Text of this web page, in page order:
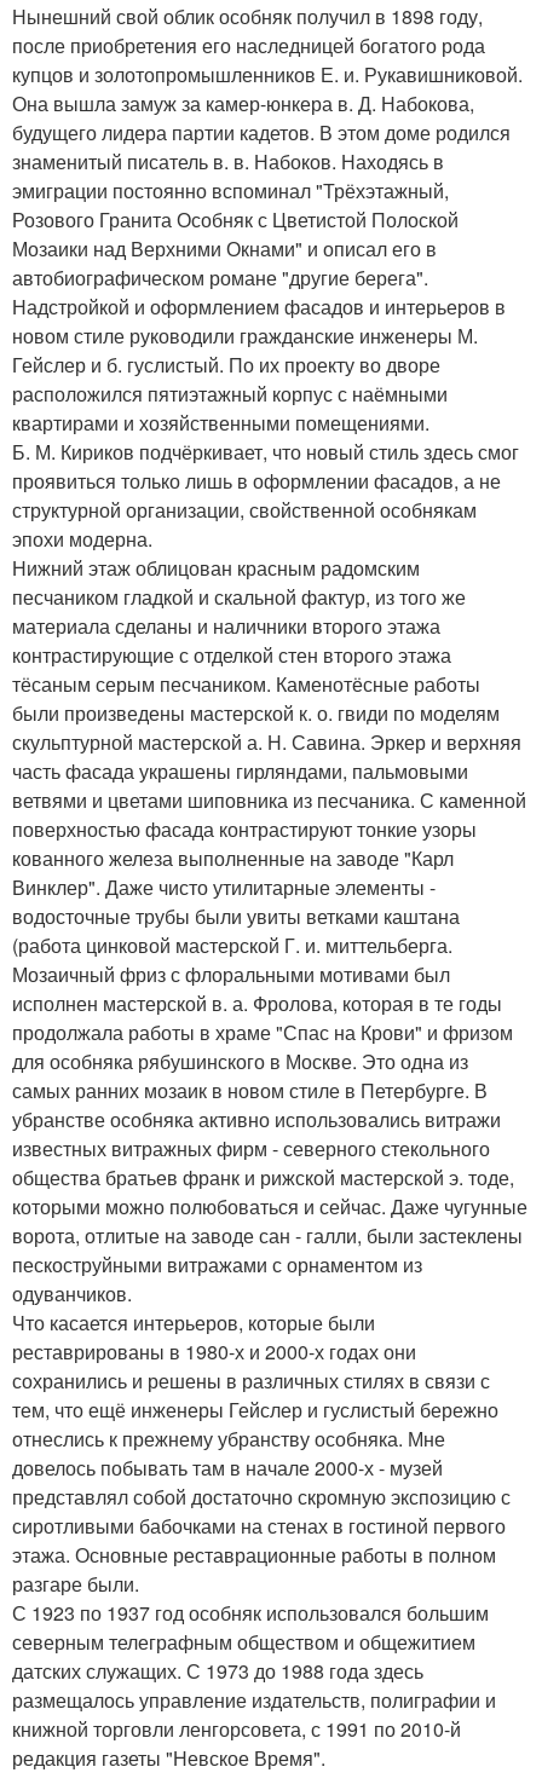
Нынешний свой облик особняк получил в 1898 году,
после приобретения его наследницей богатого рода
купцов и золотопромышленников Е. и. Рукавишниковой.
Она вышла замуж за камер-юнкера в. Д. Набокова,
будущего лидера партии кадетов. В этом доме родился
знаменитый писатель в. в. Набоков. Находясь в
эмиграции постоянно вспоминал "Трёхэтажный,
Розового Гранита Особняк с Цветистой Полоской
Мозаики над Верхними Окнами" и описал его в
автобиографическом романе "другие берега".
Надстройкой и оформлением фасадов и интерьеров в
новом стиле руководили гражданские инженеры М.
Гейслер и б. гуслистый. По их проекту во дворе
расположился пятиэтажный корпус с наёмными
квартирами и хозяйственными помещениями.
Б. М. Кириков подчёркивает, что новый стиль здесь смог
проявиться только лишь в оформлении фасадов, а не
структурной организации, свойственной особнякам
эпохи модерна.
Нижний этаж облицован красным радомским
песчаником гладкой и скальной фактур, из того же
материала сделаны и наличники второго этажа
контрастирующие с отделкой стен второго этажа
тёсаным серым песчаником. Каменотёсные работы
были произведены мастерской к. о. гвиди по моделям
скульптурной мастерской а. Н. Савина. Эркер и верхняя
часть фасада украшены гирляндами, пальмовыми
ветвями и цветами шиповника из песчаника. С каменной
поверхностью фасада контрастируют тонкие узоры
кованного железа выполненные на заводе "Карл
Винклер". Даже чисто утилитарные элементы -
водосточные трубы были увиты ветками каштана
(работа цинковой мастерской Г. и. миттельберга.
Мозаичный фриз с флоральными мотивами был
исполнен мастерской в. а. Фролова, которая в те годы
продолжала работы в храме "Спас на Крови" и фризом
для особняка рябушинского в Москве. Это одна из
самых ранних мозаик в новом стиле в Петербурге. В
убранстве особняка активно использовались витражи
известных витражных фирм - северного стекольного
общества братьев франк и рижской мастерской э. тоде,
которыми можно полюбоваться и сейчас. Даже чугунные
ворота, отлитые на заводе сан - галли, были застеклены
пескоструйными витражами с орнаментом из
одуванчиков.
Что касается интерьеров, которые были
реставрированы в 1980-х и 2000-х годах они
сохранились и решены в различных стилях в связи с
тем, что ещё инженеры Гейслер и гуслистый бережно
отнеслись к прежнему убранству особняка. Мне
довелось побывать там в начале 2000-х - музей
представлял собой достаточно скромную экспозицию с
сиротливыми бабочками на стенах в гостиной первого
этажа. Основные реставрационные работы в полном
разгаре были.
С 1923 по 1937 год особняк использовался большим
северным телеграфным обществом и общежитием
датских служащих. С 1973 до 1988 года здесь
размещалось управление издательств, полиграфии и
книжной торговли ленгорсовета, с 1991 по 2010-й
редакция газеты "Невское Время".